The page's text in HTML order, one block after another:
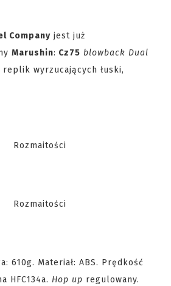
Company jest już
Marushin: Cz75 blowback Dual
wyrzucających łuski,
610g. Materiał: ABS. Prędkość
HFC134a. Hop up regulowany.